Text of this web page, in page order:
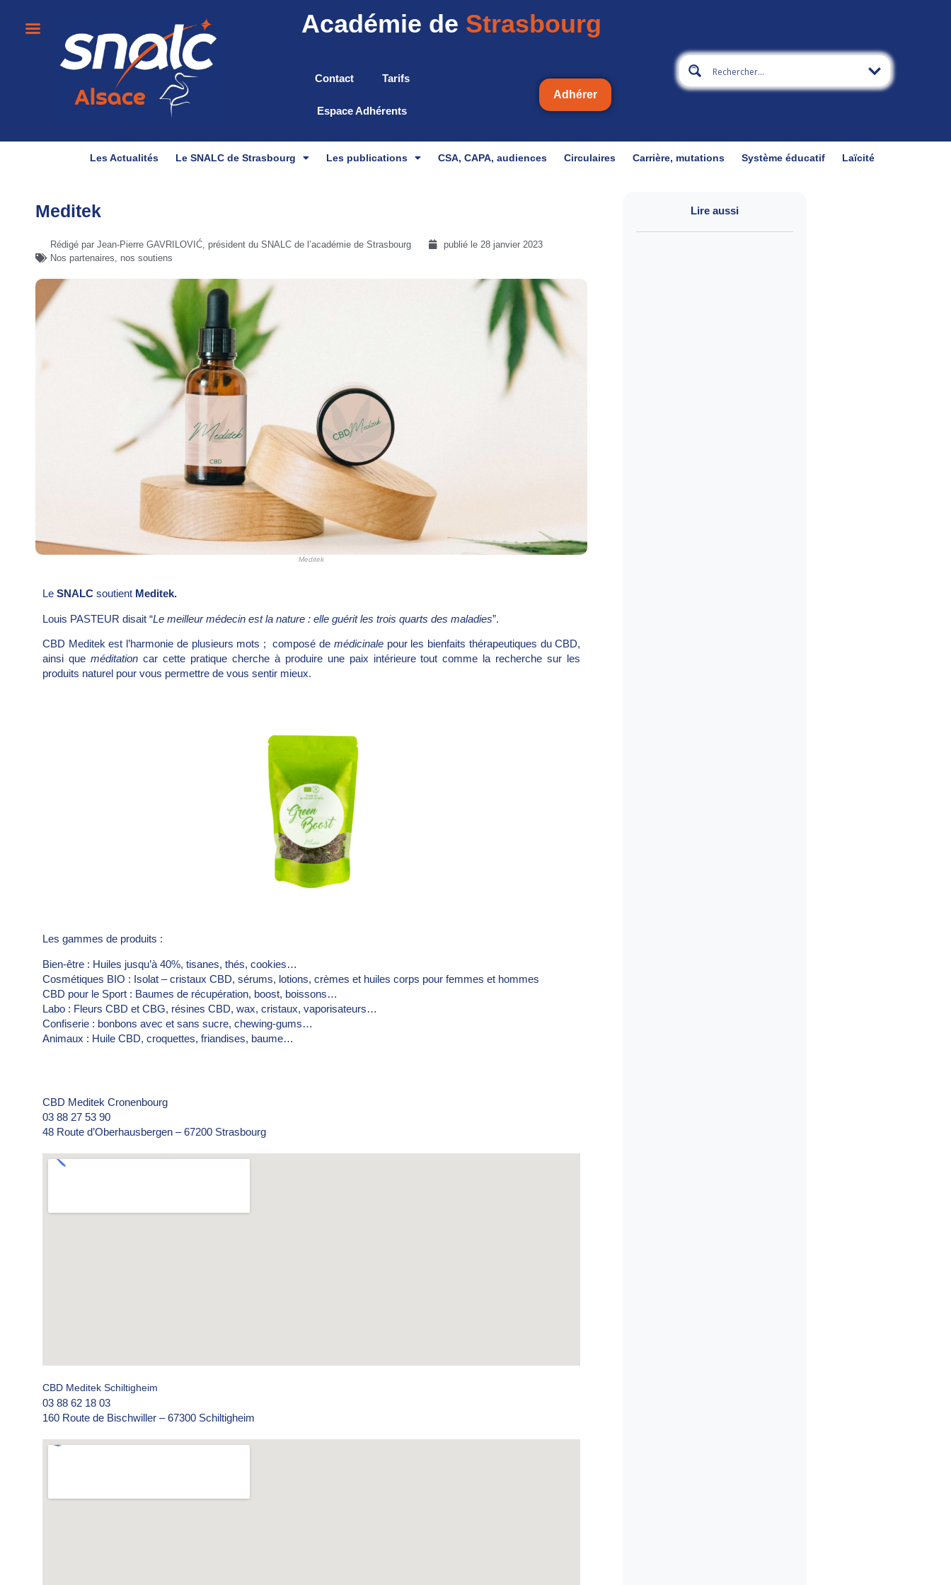
Académie de Strasbourg
Contact Tarifs
Espace Adhérents
Adhérer
Les Actualités Le SNALC de Strasbourg Les publications CSA, CAPA, audiences Circulaires Carrière, mutations Système éducatif Laïcité
Meditek
Rédigé par Jean-Pierre GAVRILOVIĆ, président du SNALC de l’académie de Strasbourg publié le 28 janvier 2023
Nos partenaires, nos soutiens
Meditek
Le SNALC soutient Meditek.
Louis PASTEUR disait “Le meilleur médecin est la nature : elle guérit les trois quarts des maladies”.
CBD Meditek est l’harmonie de plusieurs mots ; composé de médicinalepour les bienfaits thérapeutiques du CBD,
ainsi que méditationcar cette pratique cherche à produire une paix intérieure tout comme la recherche sur les
produits naturel pour vous permettre de vous sentir mieux.
Les gammes de produits :
Bien-être : Huiles jusqu’à 40%, tisanes, thés, cookies…
Cosmétiques BIO : Isolat – cristaux CBD, sérums, lotions, crèmes et huiles corps pour femmes et hommes
CBD pour le Sport : Baumes de récupération, boost, boissons…
Labo : Fleurs CBD et CBG, résines CBD, wax, cristaux, vaporisateurs…
Confiserie : bonbons avec et sans sucre, chewing-gums…
Animaux : Huile CBD, croquettes, friandises, baume…
CBD Meditek Cronenbourg
03 88 27 53 90
48 Route d’Oberhausbergen – 67200 Strasbourg
CBD Meditek Schiltigheim
03 88 62 18 03
160 Route de Bischwiller – 67300 Schiltigheim
Lire aussi